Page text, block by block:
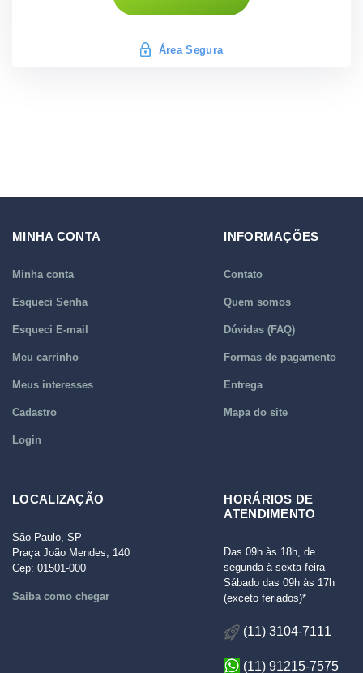
Área Segura
MINHA CONTA
Minha conta
Esqueci Senha
Esqueci E-mail
Meu carrinho
Meus interesses
Cadastro
Login
INFORMAÇÕES
Contato
Quem somos
Dúvidas (FAQ)
Formas de pagamento
Entrega
Mapa do site
LOCALIZAÇÃO
São Paulo, SP
Praça João Mendes, 140
Cep: 01501-000
Saiba como chegar
HORÁRIOS DE
ATENDIMENTO
Das 09h às 18h, de
segunda à sexta-feira
Sábado das 09h às 17h
(exceto feriados)*
(11) 3104-7111
(11) 91215-7575